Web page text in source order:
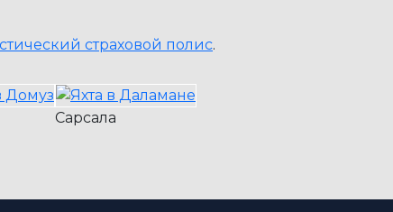
страховой полис.
Сарсала